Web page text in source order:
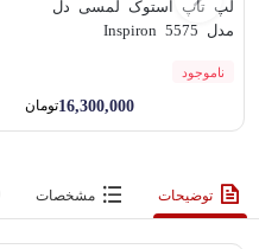
لپ تاپ استوک لمسی دل
مدل Inspiron 5575
ناموجود
16,300,000تومان
توضیحات مشخصات